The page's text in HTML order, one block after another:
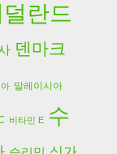
란드
덴마크
말레이시아
비타민 E 수